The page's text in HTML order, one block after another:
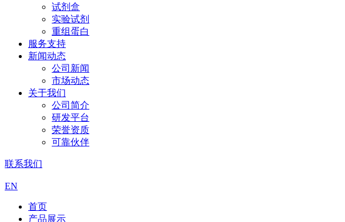
试剂盒
实验试剂
重组蛋白
服务支持
新闻动态
公司新闻
市场动态
关于我们
公司简介
研发平台
荣誉资质
可靠伙伴
联系我们
EN
首页
产品展示